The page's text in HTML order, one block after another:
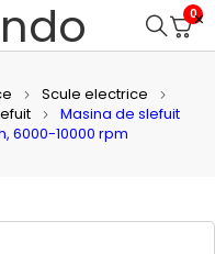
0
Scule electrice
Masina de slefuit
6000-10000 rpm